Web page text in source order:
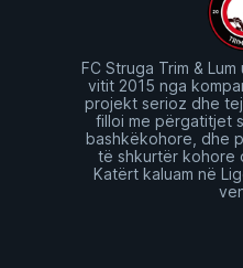
FC Struga Trim &
vitit 2015 nga
projekt serioz dhe
filloi me përgatitjet
bashkëkohore, dhe
të shkurtër kohore
Katërt kaluam në